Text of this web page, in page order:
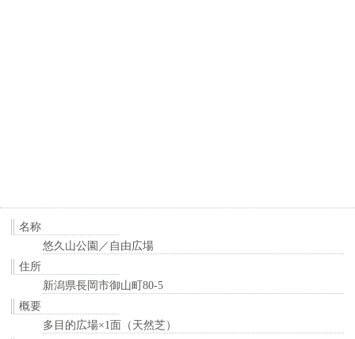
名称
悠久山公園／自由広場
住所
新潟県長岡市御山町80-5
概要
多目的広場×1面（天然芝）